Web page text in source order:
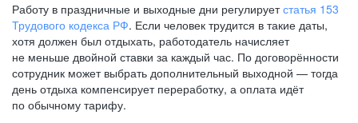
Работу в праздничные и выходные дни регулируетстатья 153
Трудового кодекса РФ. Если человек трудится в такие даты,
хотя должен был отдыхать, работодатель начисляет
не меньше двойной ставки за каждый час. По договорённости
сотрудник может выбрать дополнительный выходной — тогда
день отдыха компенсирует переработку, а оплата идёт
по обычному тарифу.